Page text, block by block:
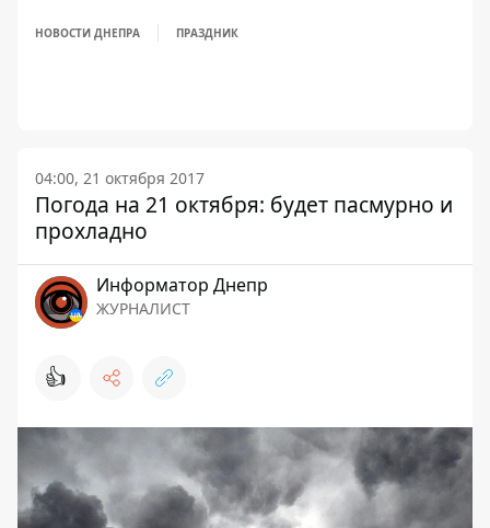
НОВОСТИ ДНЕПРА ПРАЗДНИК
04:00, 21 октября 2017
Погода на 21 октября: будет пасмурно и
прохладно
Информатор Днепр
ЖУРНАЛИСТ
👍